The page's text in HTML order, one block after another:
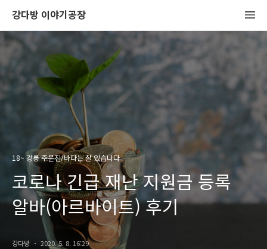
강다방 이야기공장
18~ 강릉 주문진/바다는 잘 있습니다
코로나 긴급 재난 지원금 등록
알바(아르바이트) 후기
강다방 2020. 5. 8. 16:29